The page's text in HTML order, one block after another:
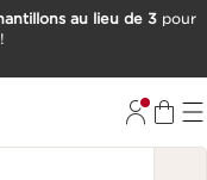
au lieu de 3 pour